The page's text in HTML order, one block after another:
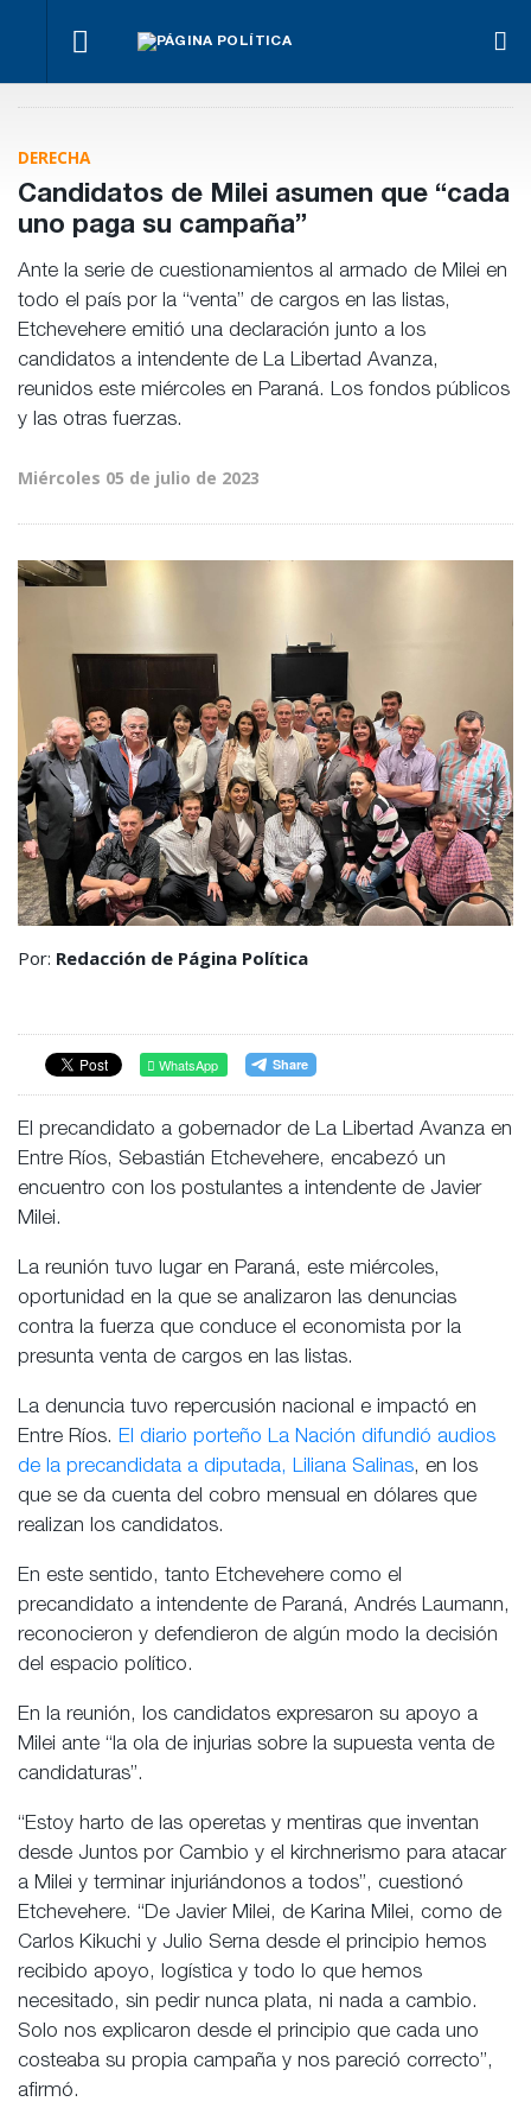
las
debate
interno
nueva
conducción
socialista
oficialismo
previsional
necesario,
¿Posible
DERECHA
Candidatos de Milei asumen que “cada
uno paga su campaña”
Ante la serie de cuestionamientos al armado de Milei en
todo el país por la “venta” de cargos en las listas,
Etchevehere emitió una declaración junto a los
candidatos a intendente de La Libertad Avanza,
reunidos este miércoles en Paraná. Los fondos públicos
y las otras fuerzas.
Miércoles 05 de julio de 2023
Por: Redacción de Página Política
WhatsApp
El precandidato a gobernador de La Libertad Avanza en
Entre Ríos, Sebastián Etchevehere, encabezó un
encuentro con los postulantes a intendente de Javier
Milei.
La reunión tuvo lugar en Paraná, este miércoles,
oportunidad en la que se analizaron las denuncias
contra la fuerza que conduce el economista por la
presunta venta de cargos en las listas.
La denuncia tuvo repercusión nacional e impactó en
Entre Ríos. El diario porteño La Nación difundió audios
de la precandidata a diputada, Liliana Salinas, en los
que se da cuenta del cobro mensual en dólares que
realizan los candidatos.
En este sentido, tanto Etchevehere como el
precandidato a intendente de Paraná, Andrés Laumann,
reconocieron y defendieron de algún modo la decisión
del espacio político.
En la reunión, los candidatos expresaron su apoyo a
Milei ante “la ola de injurias sobre la supuesta venta de
candidaturas”.
“Estoy harto de las operetas y mentiras que inventan
desde Juntos por Cambio y el kirchnerismo para atacar
a Milei y terminar injuriándonos a todos”, cuestionó
Etchevehere. “De Javier Milei, de Karina Milei, como de
Carlos Kikuchi y Julio Serna desde el principio hemos
recibido apoyo, logística y todo lo que hemos
necesitado, sin pedir nunca plata, ni nada a cambio.
Solo nos explicaron desde el principio que cada uno
costeaba su propia campaña y nos pareció correcto”,
afirmó.